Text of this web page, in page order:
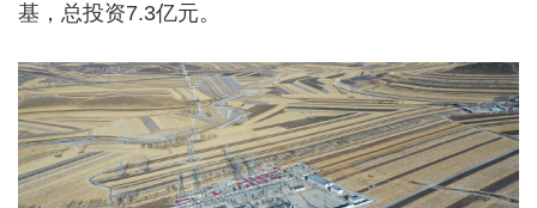
基，总投资7.3亿元。